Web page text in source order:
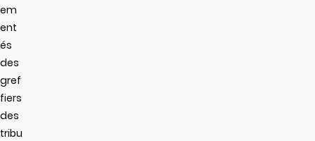
em
ent
és
des
gref
fiers
des
tribu